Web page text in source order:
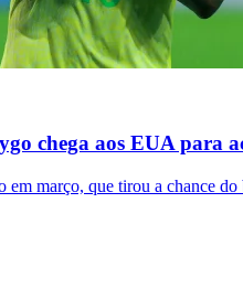
chega aos EUA para
março, que tirou a chance